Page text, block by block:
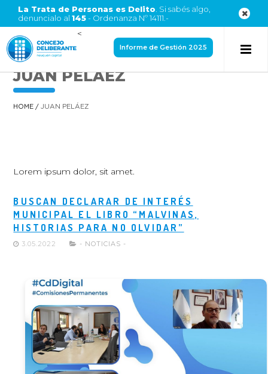
La Trata de Personas es Delito . Si sabés algo,
denuncialo al 145- Ordenanza Nº 14111.-
<
Informe de Gestión 2025
JUAN PELÁEZ
HOME /JUAN PELÁEZ
Lorem ipsum dolor, sit amet.
BUSCAN DECLARAR DE INTERÉS
MUNICIPAL EL LIBRO “MALVINAS,
HISTORIAS PARA NO OLVIDAR”
3.05.2022 - NOTICIAS -